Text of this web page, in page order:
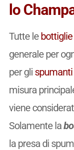
lo
Tutte le bottiglie
generale per
per gli spumanti
misura
viene
Solamente la
la presa di